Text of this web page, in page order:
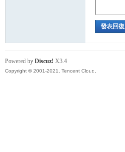
發表回復
Powered by Discuz! X3.4
Copyright © 2001-2021, Tencent Cloud.